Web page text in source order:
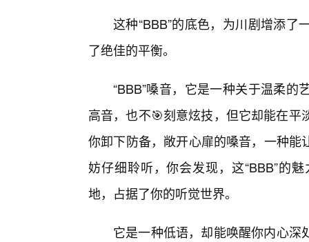
这种“BBB”的底色，为川剧增添
了绝佳的平衡。
“BBB”嗓音，它是一种关于温柔
高音，也不🎯刻意炫技，但它却能在
你卸下防备，敞开心扉的嗓音，一种
妨仔细聆听，你会发现，这“BBB”的
地，占据了你的听觉世界。
它是一种低语，却能唤醒你内心